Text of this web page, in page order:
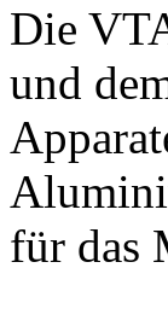
Die
und
für das